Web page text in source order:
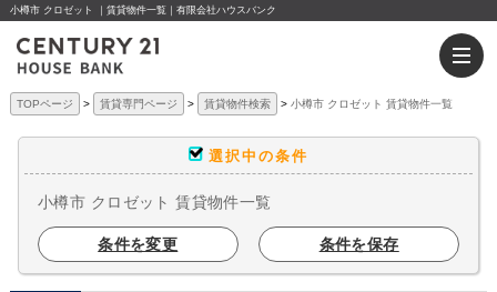
小樽市 クロゼット ｜賃貸物件一覧｜有限会社ハウスバンク
TOPページ 賃貸専門ページ 賃貸物件検索 小樽市 クロゼット 賃貸物件一覧
選択中の条件
小樽市 クロゼット 賃貸物件一覧
条件を変更 条件を保存